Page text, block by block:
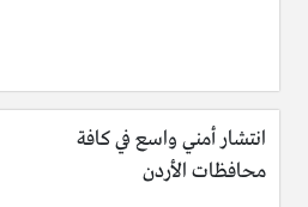
انتشار أمني واسع في كافة
محافظات الأردن